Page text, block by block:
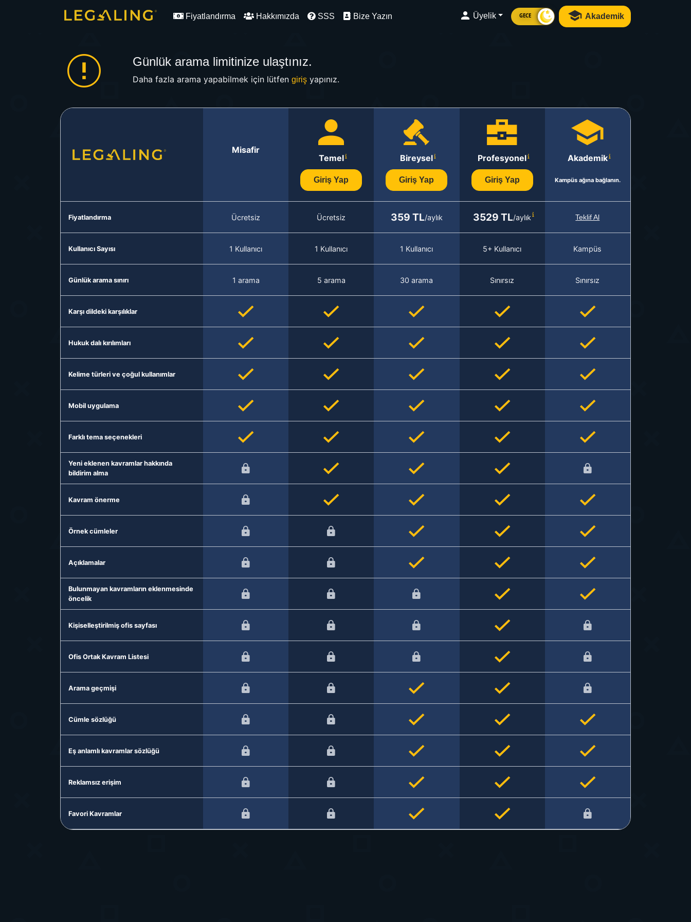
Fiyatlandırma Hakkımızda SSS Bize Yazın Üyelik GECE Akademik
Günlük arama limitinize ulaştınız.
Daha fazla arama yapabilmek için lütfen girişyapınız.
Misafir
Temel
Giriş Yap
Bireysel
Giriş Yap
Profesyonel
Giriş Yap
Akademik
Kampüs ağına bağlanın.
Fiyatlandırma Ücretsiz Ücretsiz 359 TL/aylık 3529 TL/aylık Teklif Al
Kullanıcı Sayısı 1 Kullanıcı 1 Kullanıcı 1 Kullanıcı 5+ Kullanıcı Kampüs
Günlük arama sınırı 1 arama 5 arama 30 arama Sınırsız Sınırsız
Karşı dildeki karşılıklar
Hukuk dalı kırılımları
Kelime türleri ve çoğul kullanımlar
Mobil uygulama
Farklı tema seçenekleri
Yeni eklenen kavramlar hakkında
bildirim alma
Kavram önerme
Örnek cümleler
Açıklamalar
Bulunmayan kavramların eklenmesinde
öncelik
Kişiselleştirilmiş ofis sayfası
Ofis Ortak Kavram Listesi
Arama geçmişi
Cümle sözlüğü
Eş anlamlı kavramlar sözlüğü
Reklamsız erişim
Favori Kavramlar